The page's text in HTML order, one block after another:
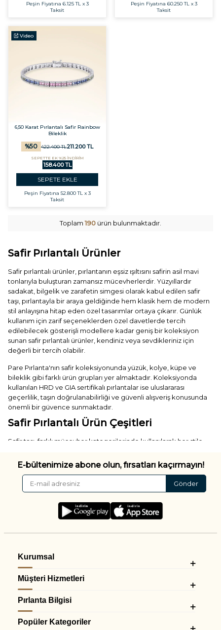
Peşin Fiyatına 6.125 TL x 3
Taksit
Peşin Fiyatına 60.250 TL x 3
Taksit
Video
6,50 Karat Pırlantalı Safir Rainbow
Bileklik
%50 422.400TL211.200TL
SEPETTE EK %25 İNDİRİM
158.400 TL
SEPETE EKLE
Peşin Fiyatına 52.800 TL x 3
Taksit
Toplam190 ürün bulunmaktadır.
Safir Pırlantalı Ürünler
Safir pırlantalı ürünler, pırlantanın eşsiz ışıltısını safirin asil mavi
tonlarıyla buluşturan zamansız mücevherlerdir. Yüzyıllardır
sadakat, bilgelik ve zarafetin simgesi olarak kabul edilen safir
taşı, pırlantayla bir araya geldiğinde hem klasik hem de modern
stil anlayışına hitap eden özel tasarımlar ortaya çıkarır. Günlük
kullanım için zarif seçeneklerden özel davetlerde tercih
edilebilecek gösterişli modellere kadar geniş bir koleksiyon
sunan safir pırlantalı ürünler, kendiniz veya sevdikleriniz için
değerli bir tercih olabilir.
Pare Pırlanta'nın safir koleksiyonunda yüzük, kolye, küpe ve
bileklik gibi farklı ürün grupları yer almaktadır. Koleksiyonda
kullanılan HRD ve GIA sertifikalı pırlantalar ise uluslararası
geçerlilik, taşın doğrulanabilirliği ve güvenli alışveriş konusunda
önemli bir güvence sunmaktadır.
Safir Pırlantalı Ürün Çeşitleri
Safir taşı, farklı mücevher kategorilerinde kullanılarak her stile
Safir Pırlanta Yüzükler
En çok tercih edilen modeller arasında yer alan safir yüzükler
hem günlük kullanım hem de özel günler için zarif seçenekler
sunar. Klasik tektaş tasarımların dışında farklı alternatifler arayan
renkli taşlı yüzükler vetasarım yüzükler
Boyun bölgesinde dikkat çekici bir görünüm oluşturan
taşlı kolyeler
isteyen kullanıcılar için ideal seçenekler sunar. Daha sade
tasarımlar isteyenler ise
tektaş kolyeler
kategorilerine göz atabilir.
Safir Pırlanta Küpeler
Klasik ve modern tasarımlarıyla öne çıkan renkli taşlı küpeler
E-bültenimize abone olun, fırsatları kaçırmayın!
Gönder
Kurumsal
Müşteri Hizmetleri
Pırlanta Bilgisi
Popüler Kategoriler